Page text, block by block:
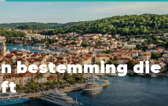
bestemming die